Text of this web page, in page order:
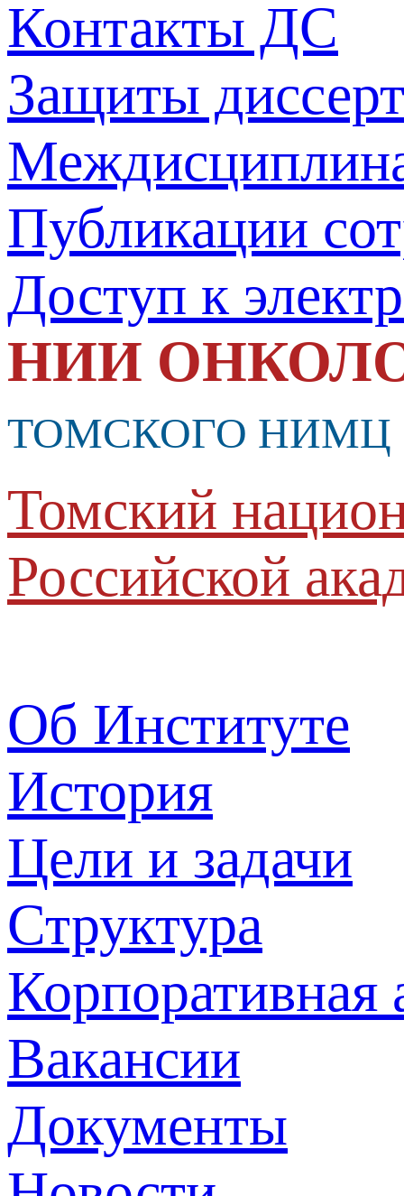
Контакты ДС
Защиты
Публикации
Доступ к
НИИ
ТОМСКОГО НИМЦ
Томский
Российской
Об Институте
История
Цели и задачи
Структура
Корпоративная
Вакансии
Документы